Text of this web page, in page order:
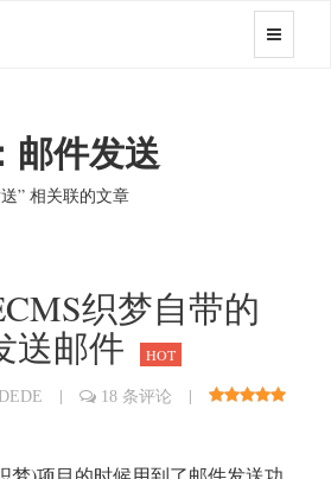
邮件发送
” 相关联的文章
织梦自带的
送邮件
HOT
DEDE | 18 条评论
|